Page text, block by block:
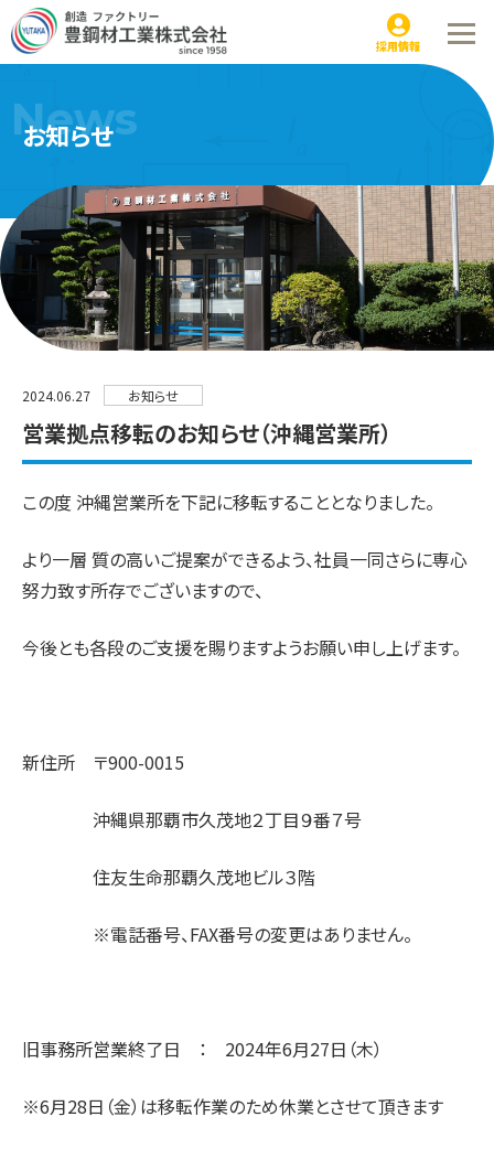
採用情報
営業拠点移転のお知らせ（沖縄営業所）｜お知らせ
News
お知らせ
2024.06.27 お知らせ
営業拠点移転のお知らせ（沖縄営業所）
この度 沖縄営業所を下記に移転することとなりました。
より一層 質の高いご提案ができるよう、社員一同さらに専心
努力致す所存でございますので、
今後とも各段のご支援を賜りますようお願い申し上げます。
新住所 〒900-0015
沖縄県那覇市久茂地２丁目９番７号
住友生命那覇久茂地ビル３階
※電話番号、FAX番号の変更はありません。
旧事務所営業終了日 ： 2024年6月27日（木）
※6月28日（金）は移転作業のため休業とさせて頂きます